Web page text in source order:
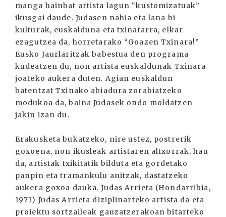
manga hainbat artista lagun “kustomizatuak”
ikusgai daude. Judasen nahia eta lana bi
kulturak, euskalduna eta txinatarra, elkar
ezagutzea da, horretarako “Goazen Txinara!”
Eusko Jaurlaritzak babestua den programa
kudeatzen du, non artista euskaldunak Txinara
joateko aukera duten. Agian euskaldun
batentzat Txinako abiadura zorabiatzeko
modukoa da, baina Judasek ondo moldatzen
jakin izan du.
Erakusketa bukatzeko, nire ustez, postrerik
goxoena, non ikusleak artistaren altxorrak, hau
da, artistak txikitatik bilduta eta gordetako
panpin eta tramankulu anitzak, dastatzeko
aukera goxoa dauka. Judas Arrieta (Hondarribia,
1971) Judas Arrieta diziplinarteko artista da eta
proiektu sortzaileak gauzatzerakoan bitarteko